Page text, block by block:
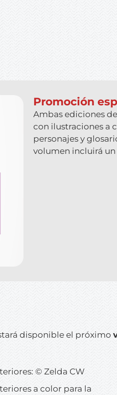
Promoción
Ambas ediciones de
con ilustraciones a
personajes y
volumen incluirá
disponible el próximo
© Zelda CW
a color para la